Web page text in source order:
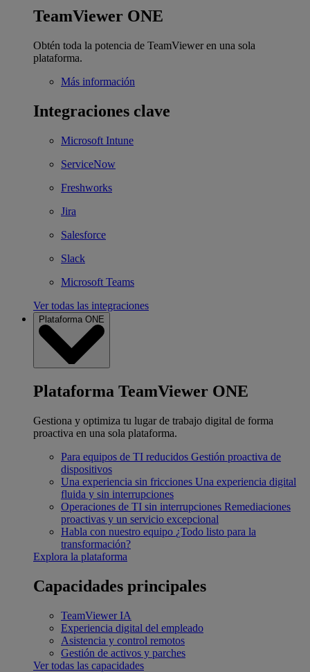
TeamViewer ONE
Obtén toda la potencia de TeamViewer en una sola
plataforma.
Más información
Integraciones clave
Microsoft Intune
ServiceNow
Freshworks
Jira
Salesforce
Slack
Microsoft Teams
Ver todas las integraciones
Plataforma ONE
Plataforma TeamViewer ONE
Gestiona y optimiza tu lugar de trabajo digital de forma
proactiva en una sola plataforma.
Para equipos de TI reducidos Gestión proactiva de
dispositivos
Una experiencia sin fricciones Una experiencia digital
fluida y sin interrupciones
Operaciones de TI sin interrupciones Remediaciones
proactivas y un servicio excepcional
Habla con nuestro equipo ¿Todo listo para la
transformación?
Explora la plataforma
Capacidades principales
TeamViewer IA
Experiencia digital del empleado
Asistencia y control remotos
Gestión de activos y parches
Ver todas las capacidades